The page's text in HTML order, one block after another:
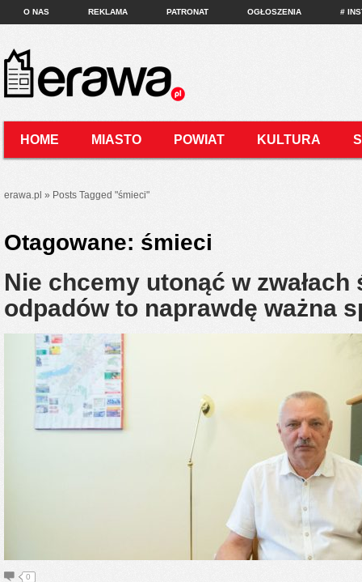
O NAS REKLAMA PATRONAT OGŁOSZENIA #
HOME MIASTO POWIAT KULTURA
erawa.pl » Posts Tagged "śmieci"
Otagowane: śmieci
Nie chcemy utonąć w
odpadów to naprawdę ważna
0